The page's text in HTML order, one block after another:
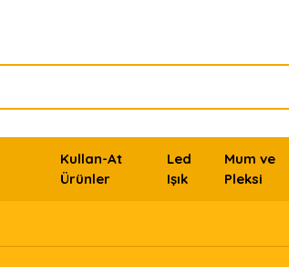
Kullan-At
Ürünler
Led
Işık
Mum ve
Pleksi